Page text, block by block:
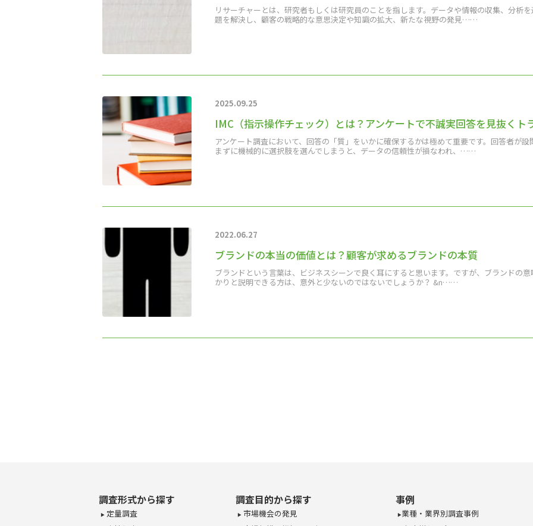
リサーチャーとは、研究者もしくは研究員のことを指します。データや情報の収集、分析
題を解決し、顧客の戦略的な意思決定や知識の拡大、新たな視野の発見……
2025.09.25
IMC（指示操作チェック）とは？アンケートで不誠実回答を見抜くト
アンケート調査において、回答の「質」をいかに確保するかは極めて重要です。回答者が設
まずに機械的に選択肢を選んでしまうと、データの信頼性が損なわれ、……
2022.06.27
ブランドの本当の価値とは？顧客が求めるブランドの本質
ブランドという言葉は、ビジネスシーンで良く耳にすると思います。ですが、ブランドの意
かりと説明できる方は、意外と少ないのではないでしょうか？ &n……
調査形式から探す
定量調査
調査目的から探す
市場機会の発見
事例
業種・業界別調査事例